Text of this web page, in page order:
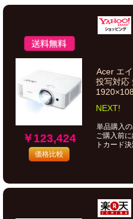
￥123,424
価格比較
Acer エ
投写対応
NEXT!
単品購入
ご購入前
トカード